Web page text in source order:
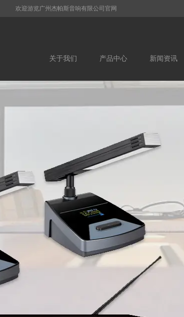
欢迎游览广州杰帕斯音响有限公司官网
关于我们 产品中心 新闻资讯